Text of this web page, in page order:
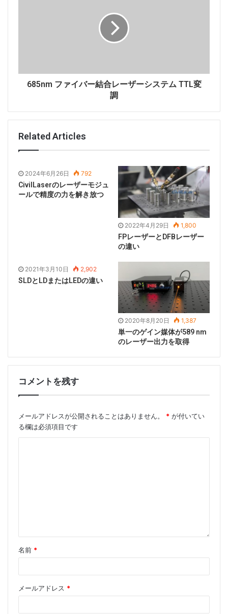
ていますが、機械的ストレスセンサーは数十億分の1メ
ートルのサイズです。ナノレーザーは、人間を含む生体
のニューロンの活動を制御するためにも使用されると期
図1.（A）従来のマクロレーザーの出力パワーと（B）特
定の温度での典型的なナノスケールレーザーのポンプ電
放射線源がレーザーの特性を持つためには、多くの要件
を満たす必要があります。主なポイントは、コヒーレン
ト放射を放出する必要があるということです。コヒーレ
ンスに密接に関連するユニークな特性は、いわゆるレー
ザー閾値の存在です。ポンプ電流がこのしきい値を下回
ると、出力放射はほとんど自然に発生し、その特性は従
来の発光ダイオード（LED）の出力と変わりません。し
かし、しきい値電流に達すると、放射はコヒーレントに
なります。この時点で、従来のマクロレーザーの発光ス
の機能は、出力電流の変化をポンプ電流で調べることに
より、レーザーのしきい値を決定する簡単な方法を提供
します（図A）。
多くのナノレーザーは、従来のマクロレーザーのように
動作し、しきい値電流を示します。ただし、一部のデバ
この質問に答える明らかな方法は、一貫性を測定するこ
り、ナノレーザーの場合、コヒーレンスを測定すること
は困難です。これには、ナノレーザーで内部プロセスが
685nm ファイバー結合レーザーシステム TTL変
調
Related Articles
2024年6月26日 792
CivilLaserのレーザーモジュ
ールで精度の力を解き放つ
2022年4月29日 1,800
FPレーザーとDFBレーザー
の違い
2021年3月10日 2,902
SLDとLDまたはLEDの違い
2020年8月20日 1,387
単一のゲイン媒体が589 nm
のレーザー出力を取得
コメントを残す
メールアドレスが公開されることはありません。 * が付いてい
る欄は必須項目です
名前 *
メールアドレス *